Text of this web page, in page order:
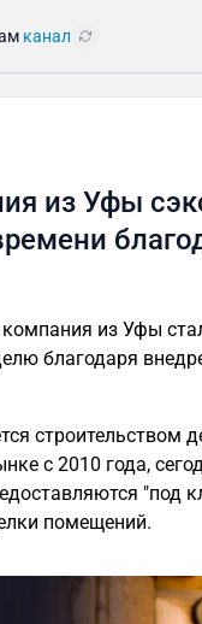
канал
из Уфы
отделки помещений.